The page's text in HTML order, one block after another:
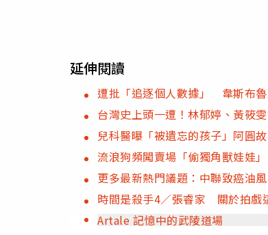
延伸閱讀
遭批「追逐個人數據」 韋斯布魯
台灣史上頭一遭！林郁婷、黃筱
兒科醫曝「被遺忘的孩子」阿圓
流浪狗頻闖賣場「偷獨角獸娃娃
更多最新熱門議題：中聯致癌油
時間是殺手4／張睿家 關於拍戲
Artale 記憶中的武陵道場